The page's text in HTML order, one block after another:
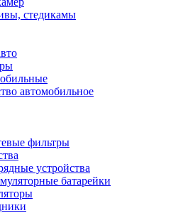
стедикамы
автомобильное
фильтры
устройства
батарейки